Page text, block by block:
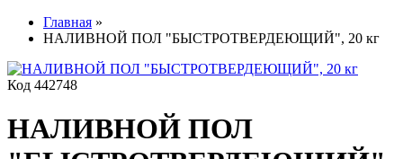
Главная »
НАЛИВНОЙ ПОЛ "БЫСТРОТВЕРДЕЮЩИЙ", 20 кг
Код 442748
НАЛИВНОЙ ПОЛ